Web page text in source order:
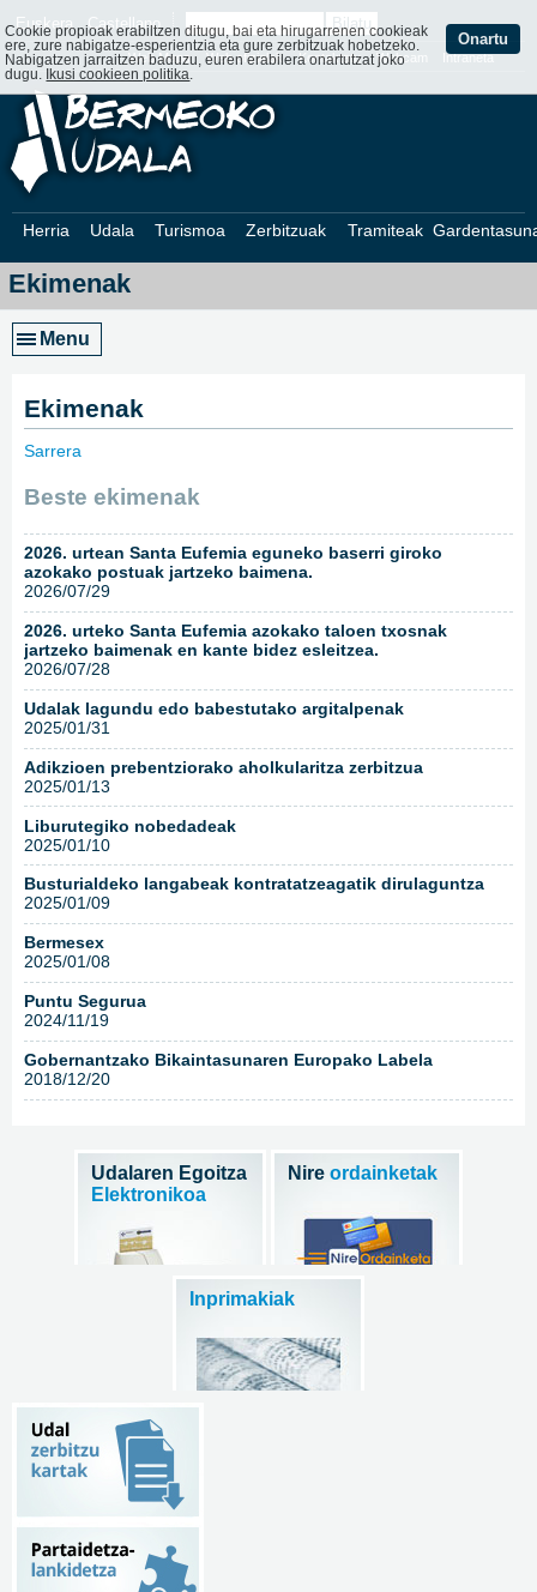
Euskera Castellano
Web Mapa Web ofizialak Kontaktatu Webcam Intraneta
Herria Udala Turismoa Zerbitzuak Tramiteak
Ekimenak
Menu
Ekimenak
Sarrera
Beste ekimenak
2026. urtean Santa Eufemia eguneko baserri giroko
azokako postuak jartzeko baimena.
2026/07/29
2026. urteko Santa Eufemia azokako taloen txosnak
jartzeko baimenak en kante bidez esleitzea.
2026/07/28
Udalak lagundu edo babestutako argitalpenak
2025/01/31
Adikzioen prebentziorako aholkularitza zerbitzua
2025/01/13
Liburutegiko nobedadeak
2025/01/10
Busturialdeko langabeak kontratatzeagatik dirulaguntza
2025/01/09
Bermesex
2025/01/08
Puntu Segurua
2024/11/19
Gobernantzako Bikaintasunaren Europako Labela
2018/12/20
Udalaren Egoitza
Elektronikoa
Nire ordainketak
Inprimakiak
Onartu
Cookie propioak erabiltzen ditugu, bai eta hirugarrenen cookieak
ere, zure nabigatze-esperientzia eta gure zerbitzuak hobetzeko.
Nabigatzen jarraitzen baduzu, euren erabilera onartutzat joko
dugu.
Ikusi cookieen politika